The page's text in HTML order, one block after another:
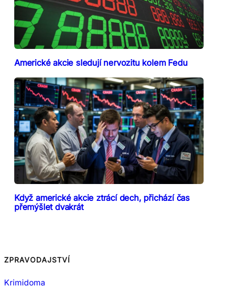
Americké akcie sledují nervozitu kolem Fedu
Když americké akcie ztrácí dech, přichází čas
přemýšlet dvakrát
ZPRAVODAJSTVÍ
Krimidoma